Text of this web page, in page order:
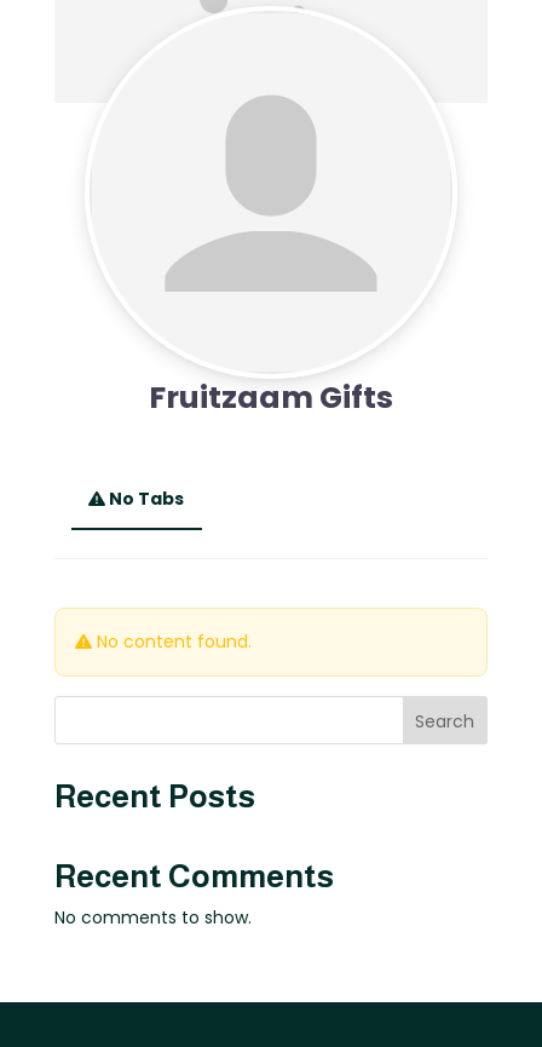
Fruitzaam Gifts
No Tabs
No content found.
Search
Recent Posts
Recent Comments
No comments to show.